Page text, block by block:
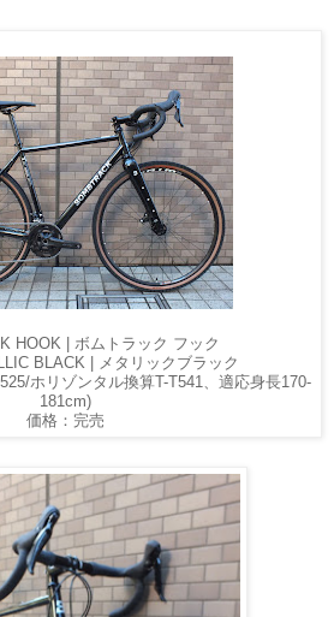
HOOK | ボムトラック フック
BLACK | メタリックブラック
ホリゾンタル換算T-T541、適応身長170-
181cm)
価格：完売